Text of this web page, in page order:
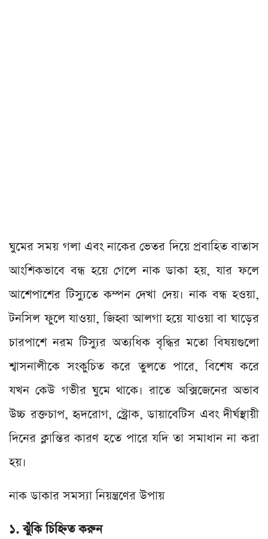
ঘুমের সময় গলা এবং নাকের ভেতর দিয়ে প্রবাহিত বাতাস
আংশিকভাবে বন্ধ হয়ে গেলে নাক ডাকা হয়, যার ফলে
আশেপাশের টিস্যুতে কম্পন দেখা দেয়। নাক বন্ধ হওয়া,
টনসিল ফুলে যাওয়া, জিহ্বা আলগা হয়ে যাওয়া বা ঘাড়ের
চারপাশে নরম টিস্যুর অত্যধিক বৃদ্ধির মতো বিষয়গুলো
শ্বাসনালীকে সংকুচিত করে তুলতে পারে, বিশেষ করে
যখন কেউ গভীর ঘুমে থাকে। রাতে অক্সিজেনের অভাব
উচ্চ রক্তচাপ, হৃদরোগ, স্ট্রোক, ডায়াবেটিস এবং দীর্ঘস্থায়ী
দিনের ক্লান্তির কারণ হতে পারে যদি তা সমাধান না করা
হয়।
নাক ডাকার সমস্যা নিয়ন্ত্রণের উপায়
১. ঝুঁকি চিহ্নিত করুন